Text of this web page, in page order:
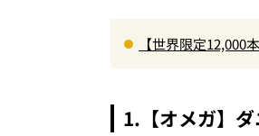
【世界限定
1.【オメガ】